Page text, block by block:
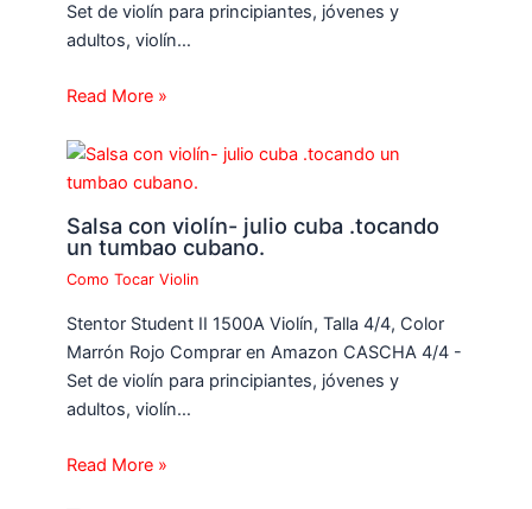
Set de violín para principiantes, jóvenes y
adultos, violín…
Read More »
Salsa con violín- julio cuba .tocando
un tumbao cubano.
Como Tocar Violin
Stentor Student II 1500A Violín, Talla 4/4, Color
Marrón Rojo Comprar en Amazon CASCHA 4/4 -
Set de violín para principiantes, jóvenes y
adultos, violín…
Read More »